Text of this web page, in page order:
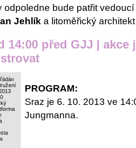
odpoledne bude patřit
Jehlík a litoměřický
14:00 před GJJ |
PROGRAM:
Sraz je 6. 10. 2013 ve
Jungmanna.